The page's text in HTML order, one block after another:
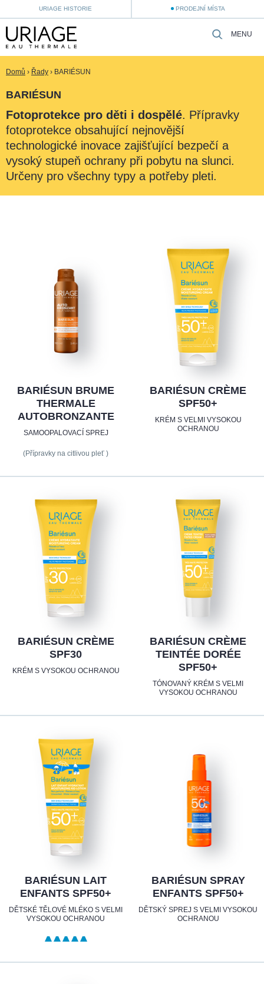
URIAGE HISTORIE PRODEJNÍ MÍSTA
MENU
Domů › Řady › BARIÉSUN
BARIÉSUN
Fotoprotekce pro děti i dospělé. Přípravky
fotoprotekce obsahující nejnovější
technologické inovace zajišťující bezpečí a
vysoký stupeň ochrany při pobytu na slunci.
Určeny pro všechny typy a potřeby pleti.
BARIÉSUN BRUME
THERMALE
AUTOBRONZANTE
SAMOOPALOVACÍ SPREJ
(Přípravky na citlivou pleť )
BARIÉSUN CRÈME
SPF50+
KRÉM S VELMI VYSOKOU
OCHRANOU
BARIÉSUN CRÈME
SPF30
KRÉM S VYSOKOU OCHRANOU
BARIÉSUN CRÈME
TEINTÉE DORÉE
SPF50+
TÓNOVANÝ KRÉM S VELMI
VYSOKOU OCHRANOU
BARIÉSUN LAIT
ENFANTS SPF50+
DĚTSKÉ TĚLOVÉ MLÉKO S VELMI
VYSOKOU OCHRANOU
BARIÉSUN SPRAY
ENFANTS SPF50+
DĚTSKÝ SPREJ S VELMI VYSOKOU
OCHRANOU